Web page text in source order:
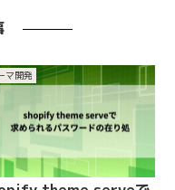
マ開発